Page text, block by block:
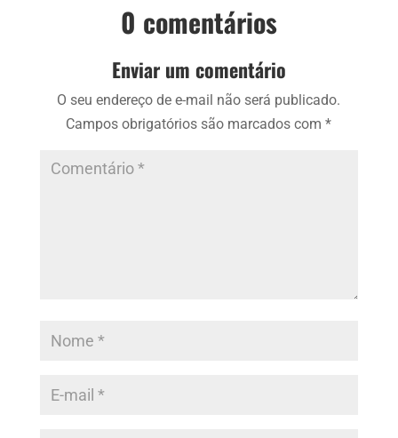
0 comentários
Enviar um comentário
O seu endereço de e-mail não será publicado.
Campos obrigatórios são marcados com*